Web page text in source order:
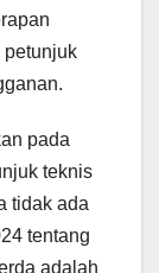
petunjuk
pada
teknis
tidak ada
tentang
adalah